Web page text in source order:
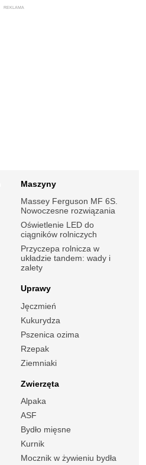
REKLAMA
Maszyny
Massey Ferguson MF 6S.
Nowoczesne rozwiązania
Oświetlenie LED do
ciągników rolniczych
Przyczepa rolnicza w
układzie tandem: wady i
zalety
Uprawy
Jęczmień
Kukurydza
Pszenica ozima
Rzepak
Ziemniaki
Zwierzęta
Alpaka
ASF
Bydło mięsne
Kurnik
Mocznik w żywieniu bydła